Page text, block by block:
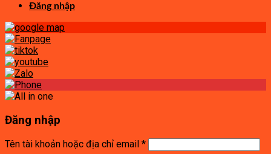
Đăng nhập
Đăng nhập
Tên tài khoản hoặc địa chỉ email *